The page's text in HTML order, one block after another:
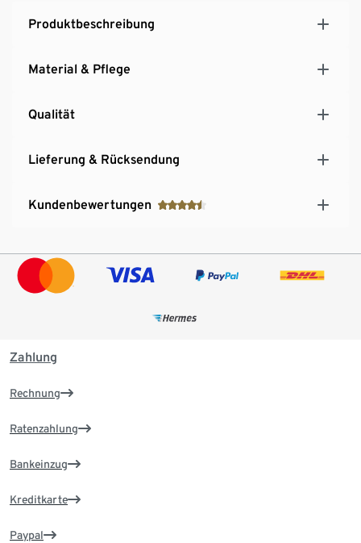
Produktbeschreibung
Material & Pflege
Qualität
Lieferung & Rücksendung
Kundenbewertungen
Zahlung
Rechnung
Ratenzahlung
Bankeinzug
Kreditkarte
Paypal